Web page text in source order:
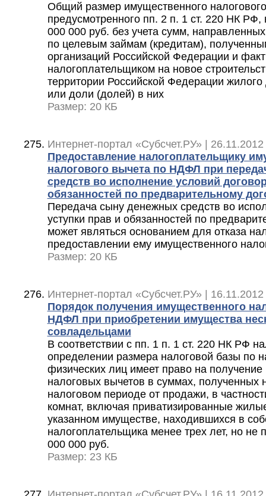
Общий размер имущественного
предусмотренного пп. 2 п. 1 ст. 220 НК
000 000 руб. без учета сумм,
по целевым займам (кредитам),
организаций Российской Федерации и
налогоплательщиком на новое
территории Российской Федерации
или доли (долей) в них
Размер: 20 КБ
Интернет-портал «Субсчет.РУ» |
Предоставление налогоплательщику
налогового вычета по НДФЛ при
средств во исполнение условий
обязанностей по предварительному
Передача сыну денежных средств во
уступки прав и обязанностей по
может являться основанием для отказа
предоставлении ему имущественного
Размер: 20 КБ
Интернет-портал «Субсчет.РУ» |
Порядок получения имущественного
НДФЛ при приобретении имущества
совладельцами
В соответствии с пп. 1 п. 1 ст. 220 НК РФ
определении размера налоговой базы по
физических лиц имеет право на
налоговых вычетов в суммах, полученных
налоговом периоде от продажи, в
комнат, включая приватизированные
указанном имуществе, находившихся в
налогоплательщика менее трех лет, но
000 000 руб.
Размер: 23 КБ